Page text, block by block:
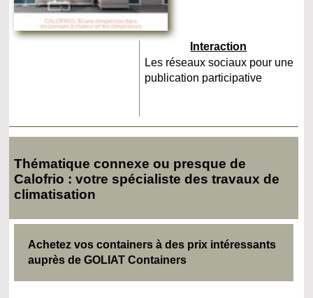
Interaction
Les réseaux sociaux pour une
publication participative
Thématique connexe ou presque de
Calofrio : votre spécialiste des travaux de
climatisation
Achetez vos containers à des prix intéressants
auprès de GOLIAT Containers